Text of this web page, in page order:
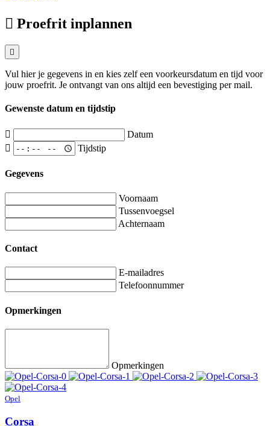
Proefrit inplannen
Vul hier je gegevens in en kies zelf een voorkeursdatum en tijd voor
jouw proefrit. Je ontvangt van ons altijd een bevestiging per mail.
Gewenste datum en tijdstip
Datum
Tijdstip
Gegevens
Voornaam
Tussenvoegsel
Achternaam
Contact
E-mailadres
Telefoonnummer
Opmerkingen
Opmerkingen
Opel
Corsa